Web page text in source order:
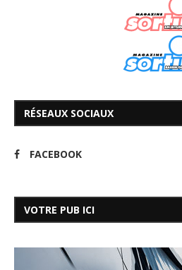
RÉSEAUX SOCIAUX
FACEBOOK
VOTRE PUB ICI